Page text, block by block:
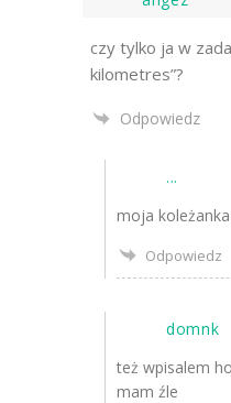
czy tylko ja w
kilometres”?
Odpowiedz
...
moja
Odpowiedz
domnk
też wpisalem
mam źle